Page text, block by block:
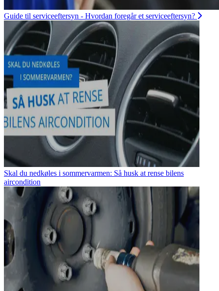
Guide til serviceeftersyn - Hvordan foregår et serviceeftersyn?
Skal du nedkøles i sommervarmen: Så husk at rense bilens
aircondition